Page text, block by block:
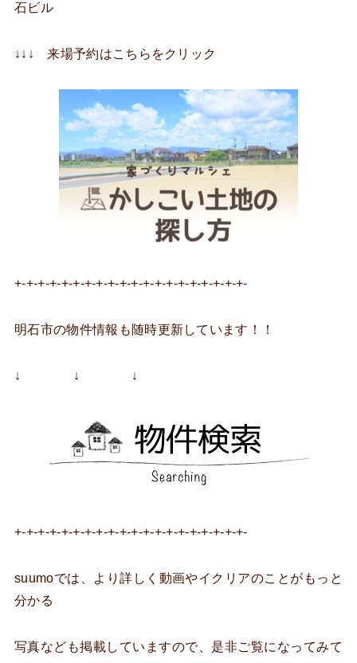
石ビル
↓↓↓ 来場予約はこちらをクリック
+-+-+-+-+-+-+-+-+-+-+-+-+-+-+-+-+-+-+-+-
明石市の物件情報も随時更新しています！！
↓ ↓ ↓
+-+-+-+-+-+-+-+-+-+-+-+-+-+-+-+-+-+-+-+-
suumoでは、より詳しく動画やイクリアのことがもっと
分かる
写真なども掲載していますので、是非ご覧になってみて